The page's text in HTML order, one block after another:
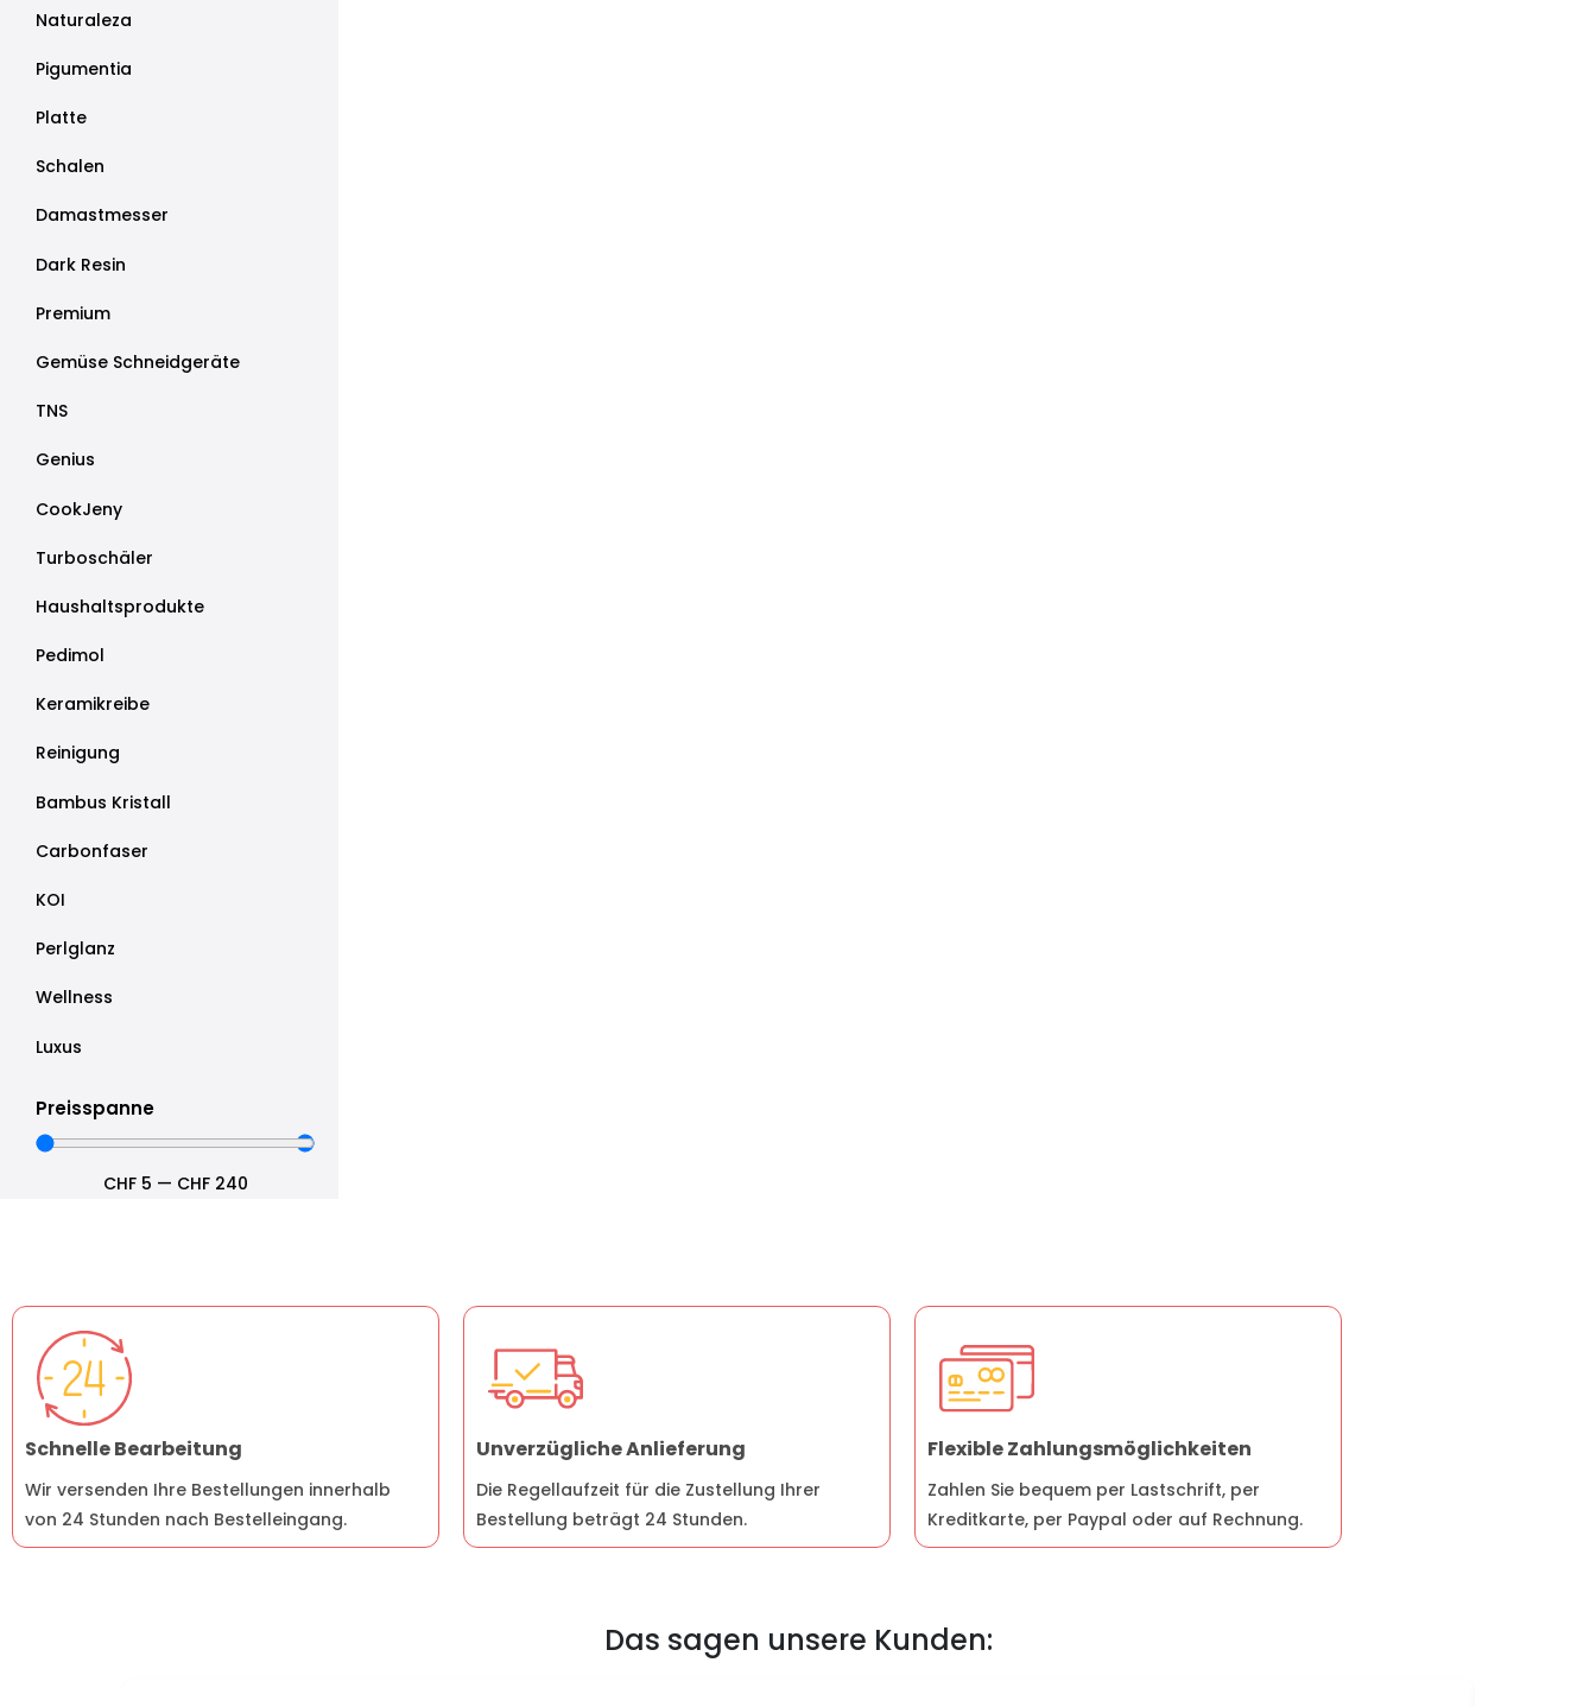
Naturaleza
Pigumentia
Platte
Schalen
Damastmesser
Dark Resin
Premium
Gemüse Schneidgeräte
TNS
Genius
CookJeny
Turboschäler
Haushaltsprodukte
Pedimol
Keramikreibe
Reinigung
Bambus Kristall
Carbonfaser
KOI
Perlglanz
Wellness
Luxus
Preisspanne
CHF 5 — CHF 240
Schnelle Bearbeitung
Wir versenden Ihre Bestellungen innerhalb
von 24 Stunden nach Bestelleingang.
Unverzügliche Anlieferung
Die Regellaufzeit für die Zustellung Ihrer
Bestellung beträgt 24 Stunden.
Flexible Zahlungsmöglichkeiten
Zahlen Sie bequem per Lastschrift, per
Kreditkarte, per Paypal oder auf Rechnung.
Das sagen unsere Kunden: